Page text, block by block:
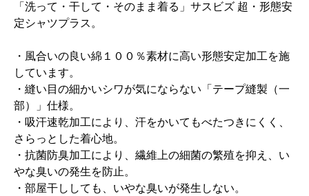
「洗って・干して・そのまま着る」サスビズ 超・形態安
定シャツプラス。
・風合いの良い綿１００％素材に高い形態安定加工を施
しています。
・縫い目の細かいシワが気にならない「テープ縫製（一
部）」仕様。
・吸汗速乾加工により、汗をかいてもべたつきにくく、
さらっとした着心地。
・抗菌防臭加工により、繊維上の細菌の繁殖を抑え、い
やな臭いの発生を防止。
・部屋干ししても、いやな臭いが発生しない。